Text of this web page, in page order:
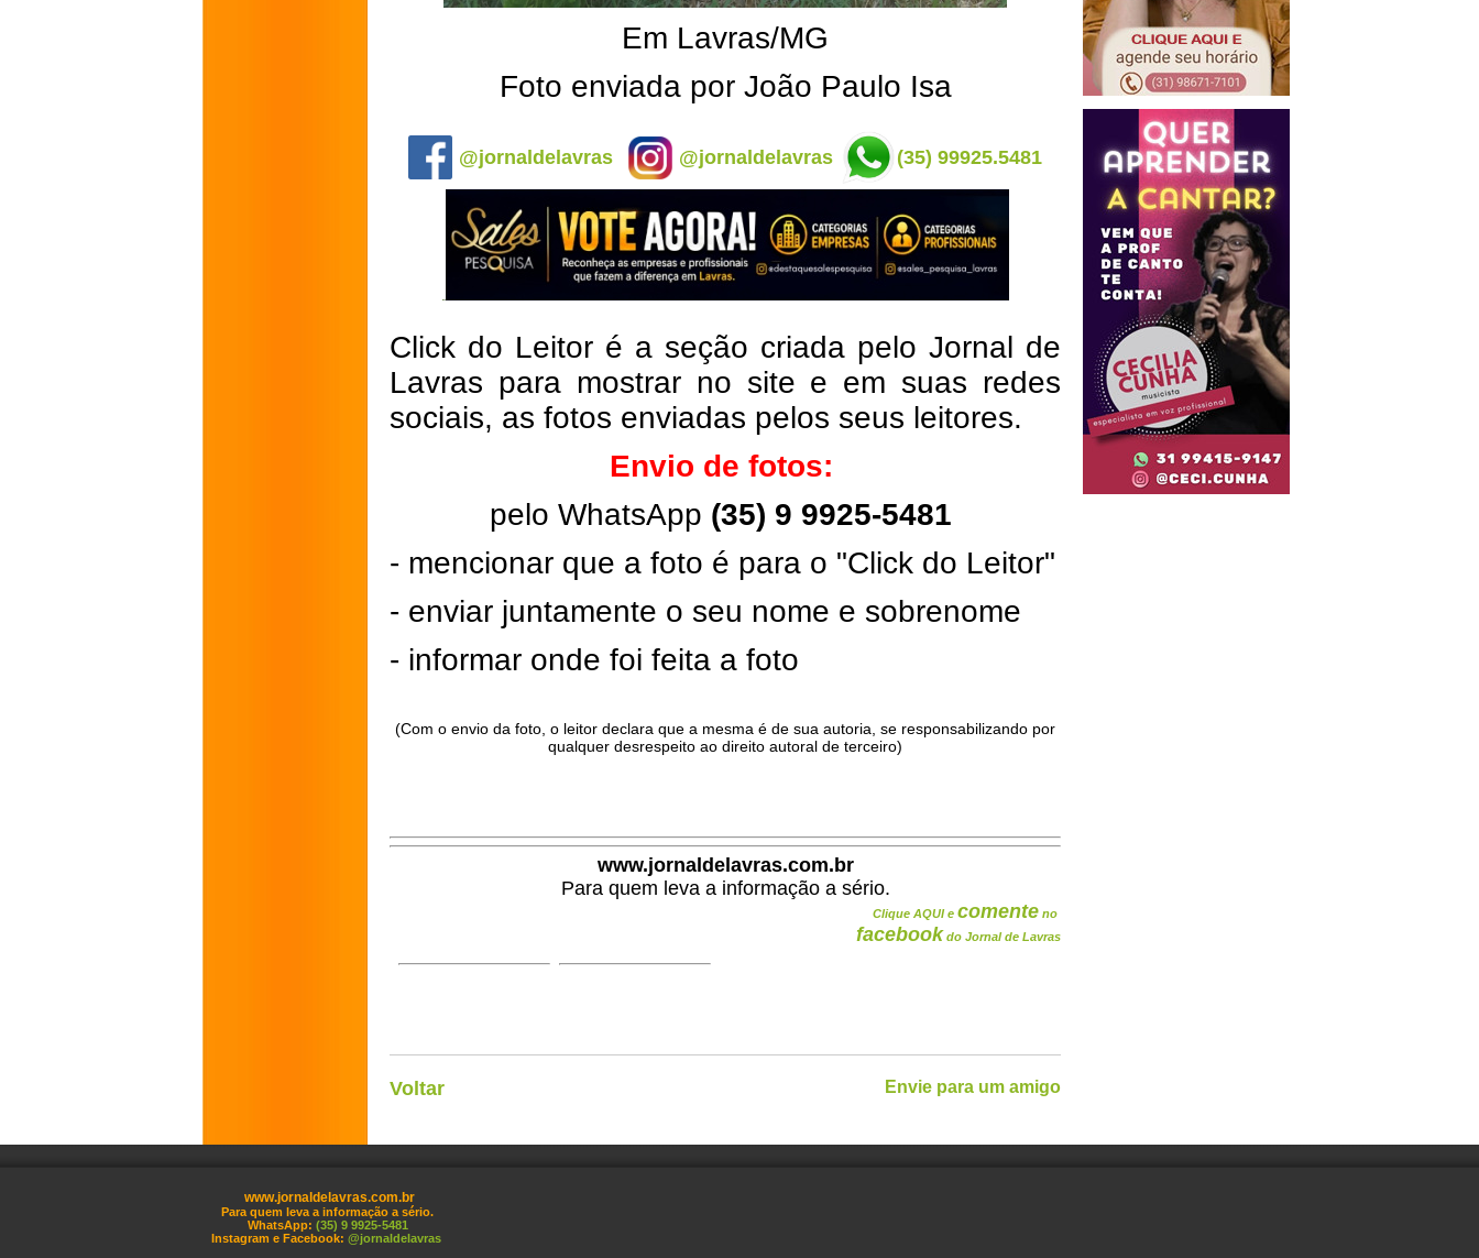
Em Lavras/MG
Foto enviada por João Paulo Isa
@jornaldelavras @jornaldelavras (35) 99925.5481
Click do Leitor é a seção criada pelo Jornal de
Lavras para mostrar no site e em suas redes
sociais, as fotos enviadas pelos seus leitores.
Envio de fotos:
pelo WhatsApp (35) 9 9925-5481
- mencionar que a foto é para o "Click do Leitor"
- enviar juntamente o seu nome e sobrenome
- informar onde foi feita a foto
(Com o envio da foto, o leitor declara que a mesma é de sua autoria, se responsabilizando por
qualquer desrespeito ao direito autoral de terceiro)
www.jornaldelavras.com.br
Para quem leva a informação a sério.
Clique AQUI e comente no
facebook do Jornal de Lavras
Voltar Envie para um amigo
www.jornaldelavras.com.br
Para quem leva a informação a sério.
WhatsApp: (35) 9 9925-5481
Instagram e Facebook: @jornaldelavras